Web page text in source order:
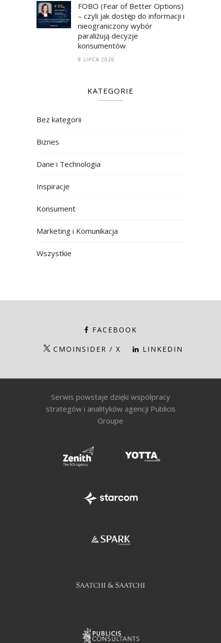
FOBO (Fear of Better Options)
– czyli jak dostęp do informacji i
nieograniczony wybór
paraliżują decyzje
konsumentów
8 LIPCA 2026
KATEGORIE
Bez kategorii
Biznes
Dane i Technologia
Inspiracje
Konsument
Marketing i Komunikacja
Wszystkie
FACEBOOK
CMOINSIDER / X LINKEDIN
Serwis powstaje dzięki współpracy
strategów i analityków agencji Publicis
Groupe